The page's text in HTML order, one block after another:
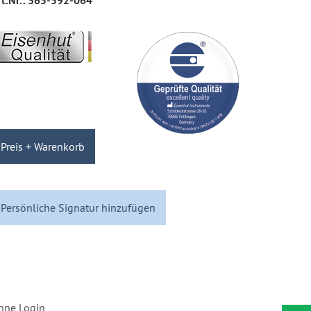
Preis + Warenkorb
Persönliche Signatur hinzufügen
Login